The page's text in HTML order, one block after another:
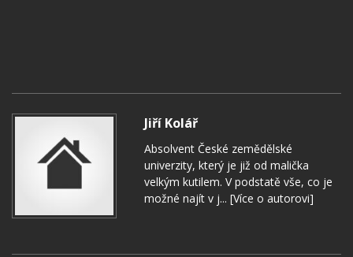
Jiří Kolář
Absolvent České zemědělské
univerzity, který je již od malička
velkým kutilem. V podstatě vše, co je
možné najít v j... [Více o autorovi]